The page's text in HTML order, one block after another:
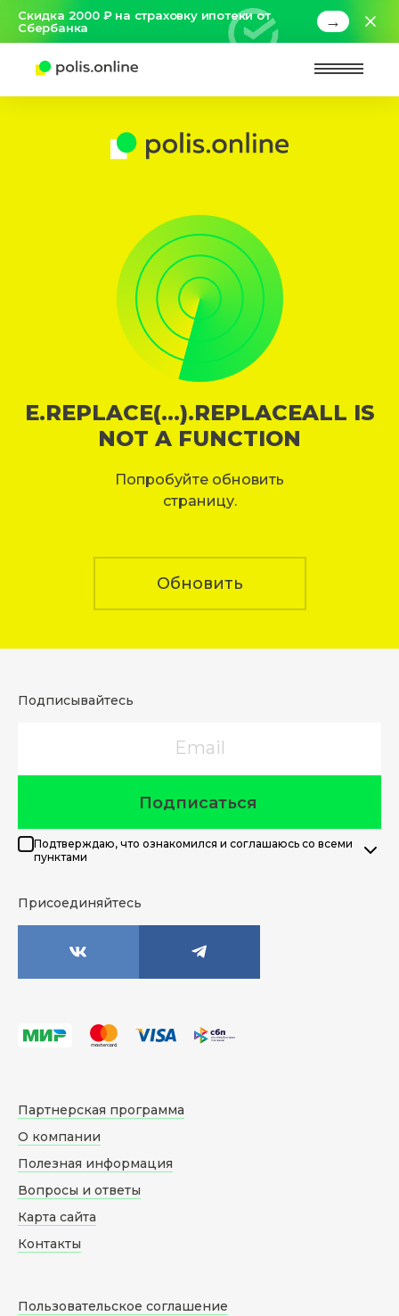
Скидка 2000 ₽ на страховку ипотеки от
Сбербанка
→
E.REPLACE(...).REPLACEALL IS
NOT A FUNCTION
Попробуйте обновить
страницу.
Обновить
Подписывайтесь
Подписаться
Подтверждаю, что ознакомился и соглашаюсь со всеми
пунктами
Присоединяйтесь
Партнерская программа
О компании
Полезная информация
Вопросы и ответы
Карта сайта
Контакты
Пользовательское соглашение